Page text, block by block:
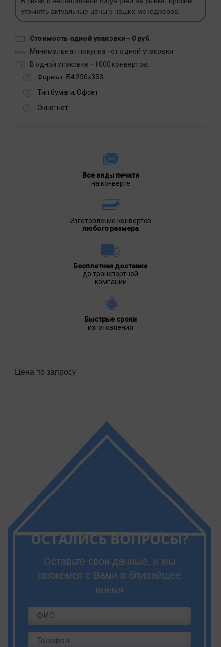
уточнять актуальные цены у наших менеджеров.
Стоимость одной упаковки - 0 руб.
Минимальная покупка - от одной упаковки.
В одной упаковке - 1000 конвертов.
Формат: Б4 250х353
Тип бумаги: Офсет
Окно: нет
Все виды печати
на конверте
Изготовление конвертов
любого размера
Бесплатная доставка
до транспортной
компании
Быстрые сроки
изготовления
Цена по запросу
ОСТАЛИСЬ ВОПРОСЫ?
Оставьте свои данные, и мы
свяжемся с Вами в ближайшее
время